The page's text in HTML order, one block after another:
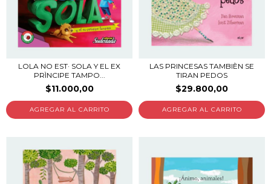
LOLA NO EST· SOLA Y EL EX
PRÌNCIPE TAMPO...
$11.000,00
LAS PRINCESAS TAMBIÈN SE
TIRAN PEDOS
$29.800,00